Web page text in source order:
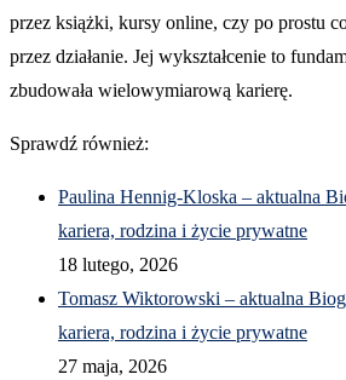
przez książki, kursy online, czy po prostu
przez działanie. Jej wykształcenie to
zbudowała wielowymiarową karierę.
Sprawdź również:
Paulina Hennig-Kloska – aktualna
kariera, rodzina i życie prywatne
18 lutego, 2026
Tomasz Wiktorowski – aktualna
kariera, rodzina i życie prywatne
27 maja, 2026